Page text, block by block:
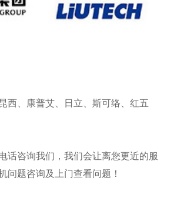
西、康普艾、日立、斯可络、红五
话咨询我们，我们会让离您更近的服
问题咨询及上门查看问题！